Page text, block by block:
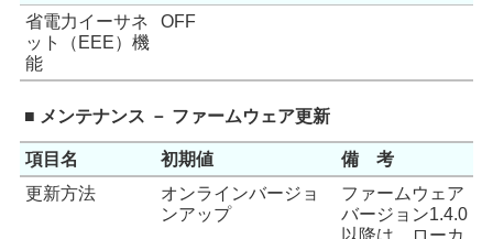
省電力イーサネ
ット（EEE）機
能
OFF
■ メンテナンス － ファームウェア更新
項目名 初期値
備 考
更新方法
オンラインバージョ
ンアップ
ファームウェア
バージョン1.4.0